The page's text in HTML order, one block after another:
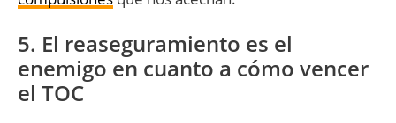
5. El reaseguramiento es el
enemigo en cuanto a cómo vencer
el TOC